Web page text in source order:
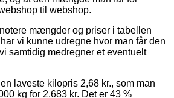
til webshop.
mængder og priser i tabellen
vi kunne udregne hvor man får den
samtidig medregner et eventuelt
laveste kilopris 2,68 kr., som man
kg for 2.683 kr. Det er 43 %